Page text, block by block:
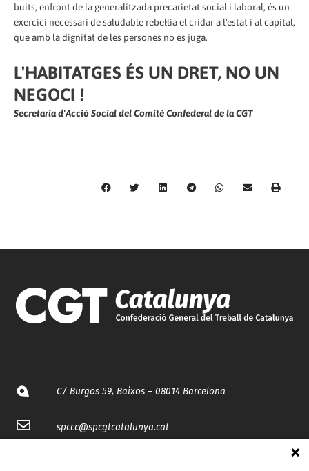
buits, enfront de la generalitzada precarietat social i laboral, és un
exercici necessari de saludable rebel·lia el cridar a l'estat i al capital,
que amb la dignitat de les persones no es juga.
L'HABITATGES ÉS UN DRET, NO UN
NEGOCI !
Secretaria d'Acció Social del Comitè Confederal de la CGT
C/ Burgos 59, Baixos – 08014 Barcelona
spccc@spcgtcatalunya.cat